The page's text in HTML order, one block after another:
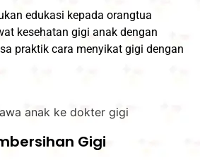
edukasi kepada orangtua
kesehatan gigi anak dengan
praktik cara menyikat gigi dengan
Gigi